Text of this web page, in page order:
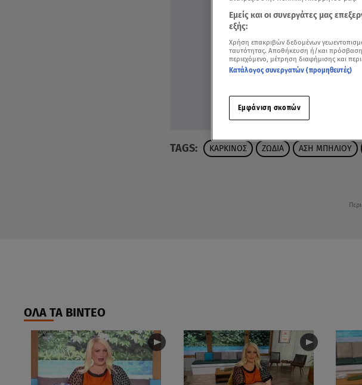
TAGS: ΚΑΡΚΙΝΟΣ ΖΩΔΙΑ ΑΣΗ ΜΠΗΛΙΟΥ
ΟΛΑ ΤΑ ΒΙΝΤΕΟ
Εμείς και οι συνεργάτες μας
εξής:
Χρήση επακριβών δεδομένων
ταυτότητας. Αποθήκευση ή/και πρόσβαση
περιεχόμενο, μέτρηση διαφήμισης και
Κατάλογος συνεργατών (προμηθευτές)
Εμφάνιση σκοπών